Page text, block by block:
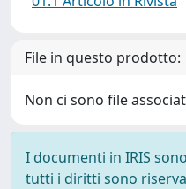
File in questo prodotto:
Non ci sono file
I documenti in IRIS
tutti i diritti sono